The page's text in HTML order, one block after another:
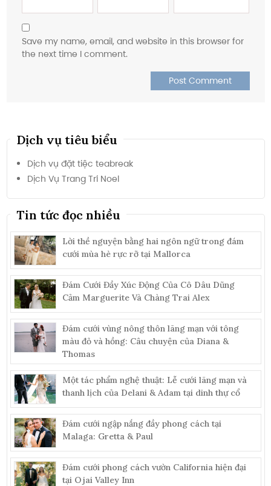
Dịch vụ tiêu biểu
Dịch vụ đặt tiệc teabreak
Dịch Vụ Trang Trí Noel
Tin tức đọc nhiều
Lời thề nguyện bằng hai ngôn ngữ trong đám
cưới mùa hè rực rỡ tại Mallorca
Đám Cưới Đầy Xúc Động Của Cô Dâu Dũng
Cảm Marguerite Và Chàng Trai Alex
Đám cưới vùng nông thôn lãng mạn với tông
màu đỏ và hồng: Câu chuyện của Diana &
Thomas
Một tác phẩm nghệ thuật: Lễ cưới lãng mạn và
thanh lịch của Delani & Adam tại dinh thự cổ
Đám cưới ngập nắng đầy phong cách tại
Malaga: Gretta & Paul
Đám cưới phong cách vườn California hiện đại
tại Ojai Valley Inn
Save my name, email, and website in this browser for
the next time I comment.